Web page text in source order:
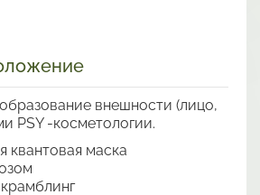
внешности (лицо,
PSY -косметологии.
квантовая маска